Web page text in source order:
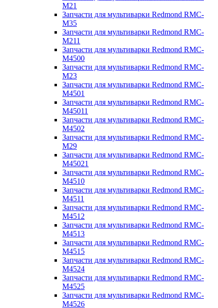
M21
Запчасти для мультиварки Redmond RMC-
M35
Запчасти для мультиварки Redmond RMC-
M211
Запчасти для мультиварки Redmond RMC-
M4500
Запчасти для мультиварки Redmond RMC-
M23
Запчасти для мультиварки Redmond RMC-
M4501
Запчасти для мультиварки Redmond RMC-
M45011
Запчасти для мультиварки Redmond RMC-
M4502
Запчасти для мультиварки Redmond RMC-
M29
Запчасти для мультиварки Redmond RMC-
M45021
Запчасти для мультиварки Redmond RMC-
M4510
Запчасти для мультиварки Redmond RMC-
M4511
Запчасти для мультиварки Redmond RMC-
M4512
Запчасти для мультиварки Redmond RMC-
M4513
Запчасти для мультиварки Redmond RMC-
M4515
Запчасти для мультиварки Redmond RMC-
M4524
Запчасти для мультиварки Redmond RMC-
M4525
Запчасти для мультиварки Redmond RMC-
M4526